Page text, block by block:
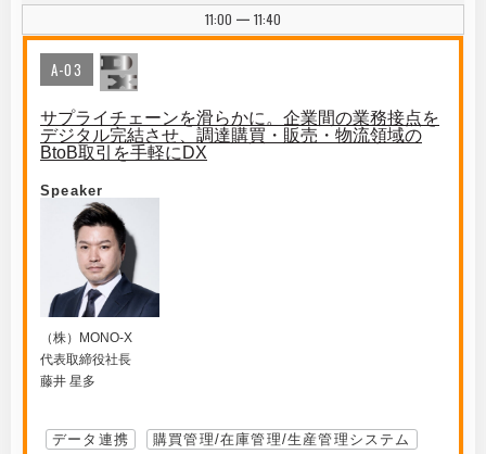
11:00 | 11:40
A-03
サプライチェーンを滑らかに。企業間の業務接点を
デジタル完結させ、調達購買・販売・物流領域の
BtoB取引を手軽にDX
Speaker
（株）MONO-X
代表取締役社長
藤井 星多
データ連携
購買管理/在庫管理/生産管理システム